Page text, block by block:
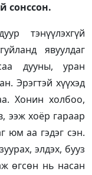
сонссон.
тэнүүлэхгүй
явуулдаг
дууны, уран
Эрэгтэй хүүхэд
Хонин холбоо,
ээж хоёр гараар
юм аа гэдэг сэн.
элдэх, бууз
өгсөн нь насан